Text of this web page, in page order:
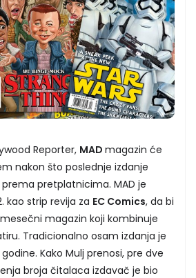
Reporter, MAD magazin će
nakon što poslednje izdanje
pretplatnicima. MAD je
kao strip revija za EC Comics, da bi
magazin koji kombinuje
Tradicionalno osam izdanja je
Kako Mulj prenosi, pre dve
broja čitalaca izdavač je bio